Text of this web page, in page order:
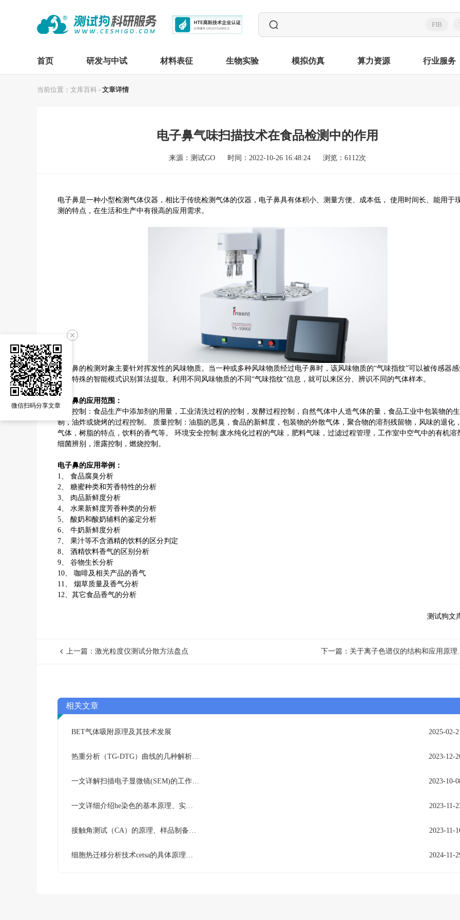
FIB
首页 研发与中试 材料表征 生物实验 模拟仿真 算力资源 行业服务
当前位置： 文库百科 › 文章详情
电子鼻气味扫描技术在食品检测中的作用
来源：测试GO 时间：2022-10-26 16:48:24 浏览：6112次
电子鼻是一种小型检测气体仪器，相比于传统检测气体的仪器，电子鼻具有体积小、测量方便、成本低，
使用时间长、能用于
测的特点，在生活和生产中有很高的应用需求。
电子鼻的检测对象主要针对挥发性的风味物质。当一种或多种风味物质经过电子鼻时，该风味物质的“气味指纹”可以被传感器
经过特殊的智能模式识别算法提取。利用不同风味物质的不同“气味指纹”信息，就可以来区分、辨识不同的气体样本。
电子鼻的应用范围：
过程控制：食品生产中添加剂的用量，工业清洗过程的控制，发酵过程控制，自然气体中人造气体的量，食品工业中包装物的
制，油炸或烧烤的过程控制。
质量控制：油脂的恶臭，食品的新鲜度，包装物的外散气体，聚合物的溶剂残留物，风味的退化
气体，树脂的特点，饮料的香气等。
环境安全控制 :废水纯化过程的气味，肥料气味，过滤过程管理，工作室中空气中的有机溶
细菌辨别，泄露控制，燃烧控制。
电子鼻的应用举例：
1、 食品腐臭分析
2、 糖蜜种类和芳香特性的分析
3、 肉品新鲜度分析
4、 水果新鲜度芳香种类的分析
5、 酸奶和酸奶辅料的鉴定分析
6、 牛奶新鲜度分析
7、 果汁等不含酒精的饮料的区分判定
8、 酒精饮料香气的区别分析
9、 谷物生长分析
10、 咖啡及相关产品的香气
11、 烟草质量及香气分析
12、其它食品香气的分析
测试狗文
上一篇：激光粒度仪测试分散方法盘点 下一篇：
相关文章
BET气体吸附原理及其技术发展 2025-02-
热重分析（TG-DTG）曲线的几种解析方法 2023-12-
一文详解扫描电子显微镜(SEM)的工作原理及应用技术 2023-10-
一文详细介绍he染色的基本原理、实验步骤及注意事项 2023-11-
接触角测试（CA）的原理、样品制备要求及实际应用 2023-11-
‌细胞热迁移分析技术cetsa的具体原理和实验流程 2024-11-
微信扫码分享文章